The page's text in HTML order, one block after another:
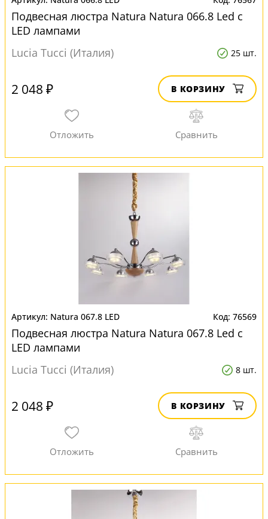
Подвесная люстра Natura Natura 066.8 Led с
LED лампами
Lucia Tucci (Италия)
25 шт.
2 048 ₽ В КОРЗИНУ
Natura 067.8 LED 76569
Подвесная люстра Natura Natura 067.8 Led с
LED лампами
Lucia Tucci (Италия)
8 шт.
2 048 ₽ В КОРЗИНУ